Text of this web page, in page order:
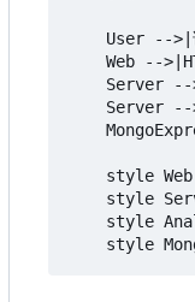
User -->|
Web --
Server
Server --
style
style
style